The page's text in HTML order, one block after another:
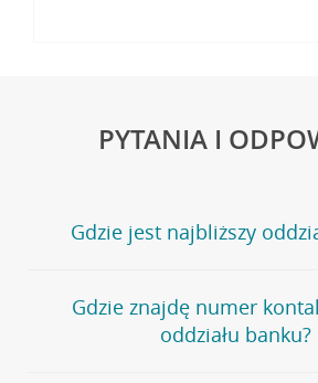
PYTANIA I
Gdzie jest najbliższy
Jeśli szukasz oddziału naszego banku,
stronęPlacówki i bankomaty, na której
wygodna wyszukiwarka.
Gdzie znajdę numer
oddziału banku?